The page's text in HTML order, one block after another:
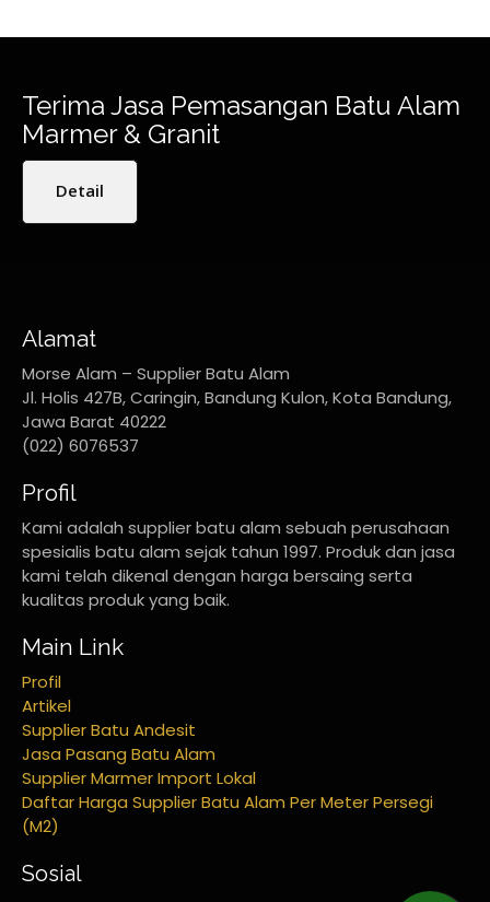
Terima Jasa Pemasangan Batu Alam
Marmer & Granit
Detail
Alamat
Morse Alam – Supplier Batu Alam
Jl. Holis 427B, Caringin, Bandung Kulon, Kota Bandung,
Jawa Barat 40222
(022) 6076537
Profil
Kami adalah supplier batu alam sebuah perusahaan
spesialis batu alam sejak tahun 1997. Produk dan jasa
kami telah dikenal dengan harga bersaing serta
kualitas produk yang baik.
Main Link
Profil
Artikel
Supplier Batu Andesit
Jasa Pasang Batu Alam
Supplier Marmer Import Lokal
Daftar Harga Supplier Batu Alam Per Meter Persegi
(M2)
Sosial